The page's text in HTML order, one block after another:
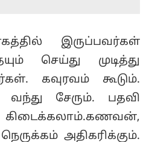
இருப்பவர்கள்
செய்து முடித்து
கவுரவம் கூடும்.
சேரும். பதவி
அதிகரிக்கும்.